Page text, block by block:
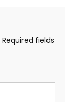
Required fields